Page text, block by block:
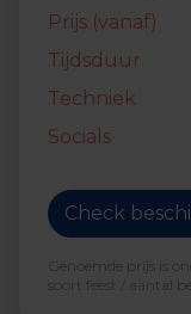
Prijs (vanaf)
Tijdsduur
Techniek
Socials
Check
Genoemde prijs is
soort feest / aantal